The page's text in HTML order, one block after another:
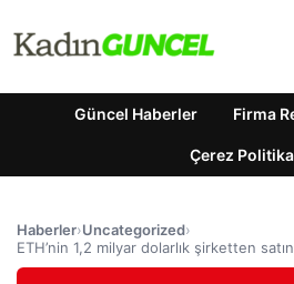
Güncel Haberler Firma
Çerez
Haberler›Uncategorized›
ETH’nin 1,2 milyar dolarlık şirketten satın